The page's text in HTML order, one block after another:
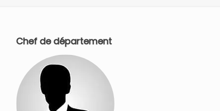
Chef de département